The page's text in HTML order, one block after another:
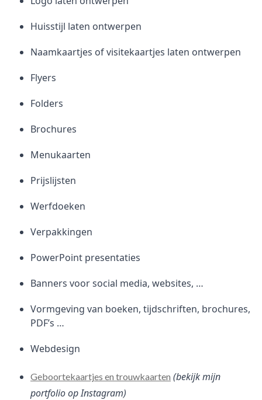
Huisstijl laten ontwerpen
Naamkaartjes of visitekaartjes laten ontwerpen
Flyers
Folders
Brochures
Menukaarten
Prijslijsten
Werfdoeken
Verpakkingen
PowerPoint presentaties
Banners voor social media, websites, …
Vormgeving van boeken, tijdschriften, brochures,
PDF’s …
Webdesign
Geboortekaartjes en trouwkaarten (bekijk mijn
portfolio op Instagram)